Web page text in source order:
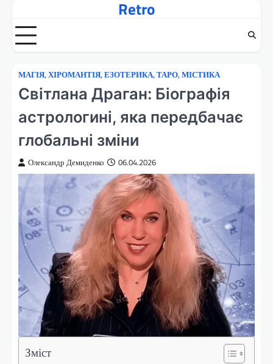
вмісту
Retro
МАГІЯ, ХІРОМАНТІЯ, ЕЗОТЕРИКА, ТАРО, МІСТИКА
Світлана Драган: Біографія
астрологині, яка передбачає
глобальні зміни
Олександр Демиденко 06.04.2026
Зміст